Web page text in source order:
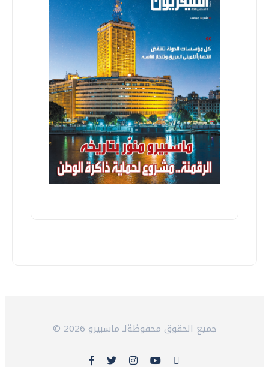
© 2026 جميع الحقوق محفوظةلـ ماسبيرو